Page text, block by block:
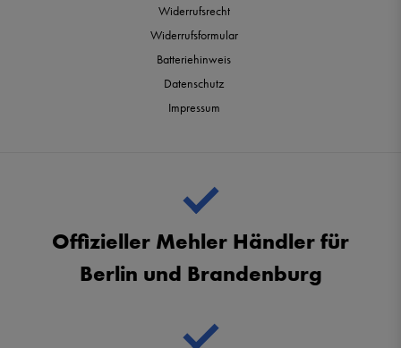
Widerrufsrecht
Widerrufsformular
Batteriehinweis
Datenschutz
Impressum
Offizieller Mehler Händler für
Berlin und Brandenburg